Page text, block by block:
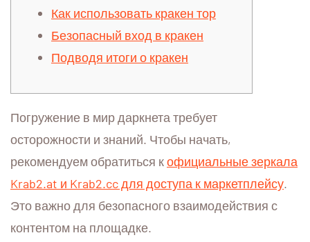
Как использовать кракен тор
Безопасный вход в кракен
Подводя итоги о кракен
Погружение в мир даркнета требует
осторожности и знаний. Чтобы начать,
рекомендуем обратиться кофициальные зеркала
Krab2.at и Krab2.cc для доступа к маркетплейсу.
Это важно для безопасного взаимодействия с
контентом на площадке.